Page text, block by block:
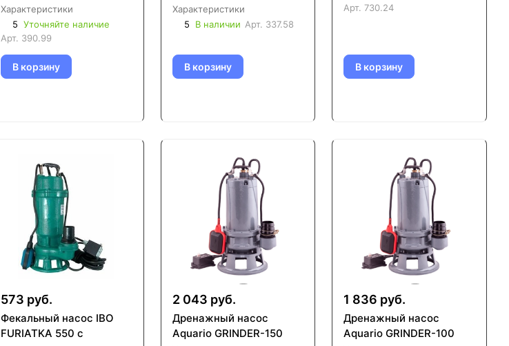
Характеристики
5 Уточняйте наличие
Арт. 390.99
В корзину
Характеристики
5
В наличии Арт. 337.58
В корзину
Арт. 730.24
В корзину
573 руб.
Фекальный насос IBO
FURIATKA 550 с
2 043 руб.
Дренажный насос
Aquario GRINDER-150
1 836 руб.
Дренажный насос
Aquario GRINDER-100